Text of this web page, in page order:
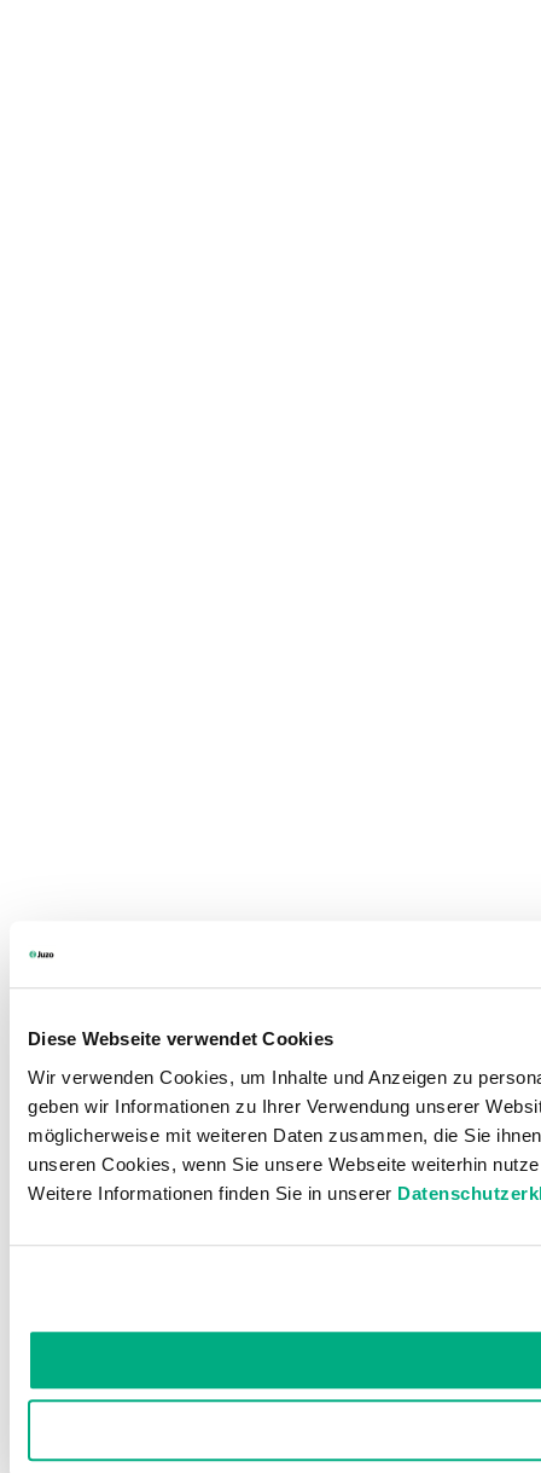
Diese Webseite verwendet Cookies
Wir verwenden Cookies, um Inhalte und Anzeigen zu
geben wir Informationen zu Ihrer Verwendung unserer
möglicherweise mit weiteren Daten zusammen, die Sie
unseren Cookies, wenn Sie unsere Webseite weiterhin
Weitere Informationen finden Sie in unserer